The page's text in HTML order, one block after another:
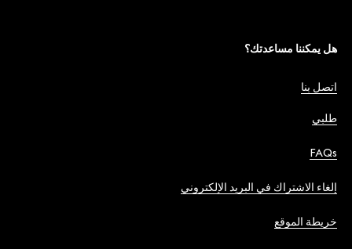
هل يمكننا مساعدتك؟
اتصل بنا
طلبي
FAQs
إلغاء الاشتراك في البريد الإلكتروني
خريطة الموقع